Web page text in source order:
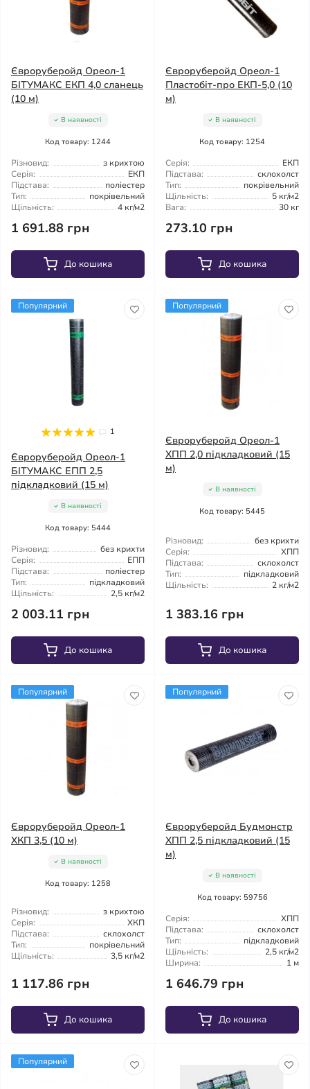
Євроруберойд Ореол-1
БІТУМАКС ЕКП 4,0 сланець
(10 м)
В наявності
Код товару: 1244
Різновид:
з крихтою
Серія:
ЕКП
Підстава:
поліестер
Тип:
покрівельний
Щільність:
4 кг/м2
1 691.88 грн
До кошика
Євроруберойд Ореол-1
Пластобіт-про ЕКП-5,0 (10
м)
В наявності
Код товару: 1254
Серія:
ЕКП
Підстава:
склохолст
Тип:
покрівельний
Щільність:
5 кг/м2
Вага:
30 кг
273.10 грн
До кошика
Популярний
1
Євроруберойд Ореол-1
БІТУМАКС ЕПП 2,5
підкладковий (15 м)
В наявності
Код товару: 5444
Різновид:
без крихти
Серія:
ЕПП
Підстава:
поліестер
Тип:
підкладковий
Щільність:
2,5 кг/м2
2 003.11 грн
До кошика
Популярний
Євроруберойд Ореол-1
ХПП 2,0 підкладковий (15
м)
В наявності
Код товару: 5445
Різновид:
без крихти
Серія:
ХПП
Підстава:
склохолст
Тип:
підкладковий
Щільність:
2 кг/м2
1 383.16 грн
До кошика
Популярний
Євроруберойд Ореол-1
ХКП 3,5 (10 м)
В наявності
Код товару: 1258
Різновид:
з крихтою
Серія:
ХКП
Підстава:
склохолст
Тип:
покрівельний
Щільність:
3,5 кг/м2
1 117.86 грн
До кошика
Популярний
Євроруберойд Будмонстр
ХПП 2,5 підкладковий (15
м)
В наявності
Код товару: 59756
Серія:
ХПП
Підстава:
склохолст
Тип:
підкладковий
Щільність:
2,5 кг/м2
Ширина:
1 м
1 646.79 грн
До кошика
Популярний